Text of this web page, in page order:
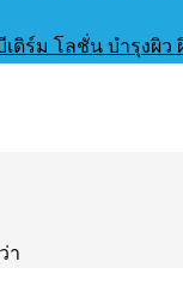
บีเดิร์ม โลชั่น บำรุงผิ
า